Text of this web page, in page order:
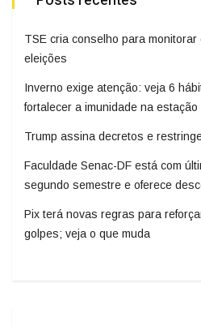
TSE cria conselho para monitorar
eleições
Inverno exige atenção: veja 6
fortalecer a imunidade na estação
Trump assina decretos e
Faculdade Senac-DF está com
segundo semestre e oferece
Pix terá novas regras para
golpes; veja o que muda